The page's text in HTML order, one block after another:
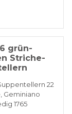
grün-
Striche-
22
Geminiano
1765